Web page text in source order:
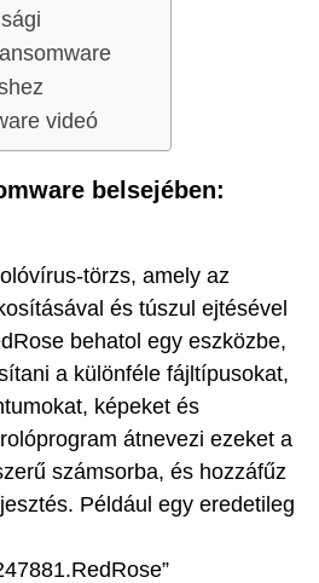
videó
belsejében:
törzs, amely az
és túszul ejtésével
behatol egy eszközbe,
a különféle fájltípusokat,
képeket és
átnevezi ezeket a
számsorba, és hozzáfűz
Például egy eredetileg